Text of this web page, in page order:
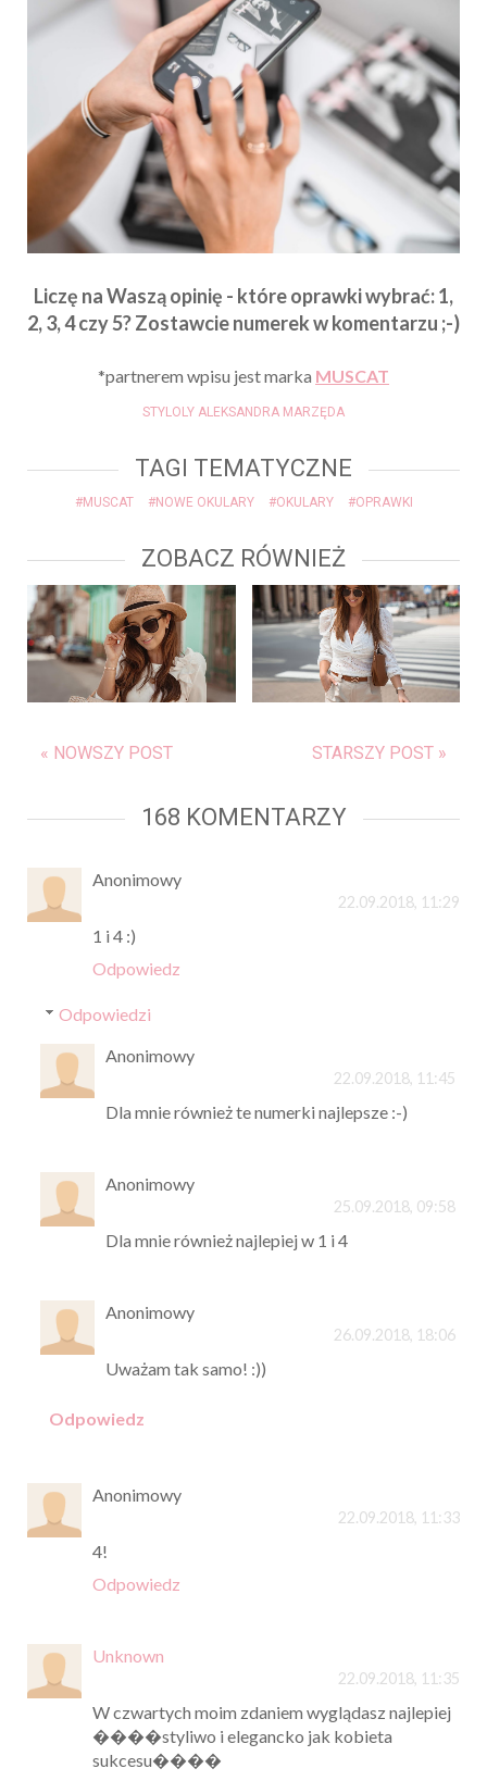
Liczę na Waszą opinię - które oprawki wybrać: 1,
2, 3, 4 czy 5? Zostawcie numerek w komentarzu ;-)
*partnerem wpisu jest marka MUSCAT
STYLOLY ALEKSANDRA MARZĘDA
TAGI TEMATYCZNE
#MUSCAT #NOWE OKULARY #OKULARY #OPRAWKI
ZOBACZ RÓWNIEŻ
« NOWSZY POST STARSZY POST »
168 KOMENTARZY
Anonimowy
22.09.2018, 11:29
1 i 4 :)
Odpowiedz
Odpowiedzi
Anonimowy
22.09.2018, 11:45
Dla mnie również te numerki najlepsze :-)
Anonimowy
25.09.2018, 09:58
Dla mnie również najlepiej w 1 i 4
Anonimowy
26.09.2018, 18:06
Uważam tak samo! :))
Odpowiedz
Anonimowy
22.09.2018, 11:33
4!
Odpowiedz
Unknown
22.09.2018, 11:35
W czwartych moim zdaniem wyglądasz najlepiej
����styliwo i elegancko jak kobieta
sukcesu����